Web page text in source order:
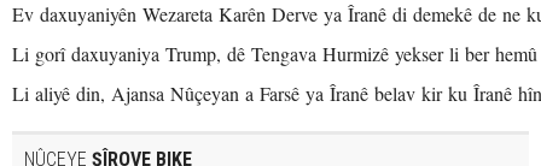
Ev daxuyaniyên Wezareta Karên Derve ya Îranê di demekê de
Li gorî daxuyaniya Trump, dê Tengava Hurmizê yekser li ber
Li aliyê din, Ajansa Nûçeyan a Farsê ya Îranê belav kir ku Îranê
NÛÇEYE ŞÎROVE BIKE